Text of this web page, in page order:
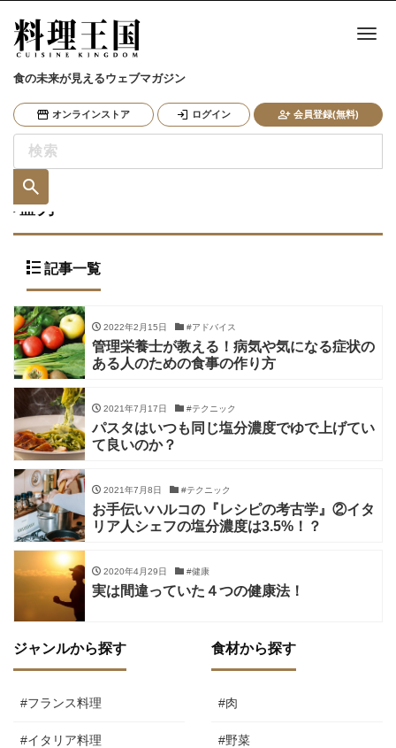
食の未来が見えるウェブマガジン
オンラインストア ログイン 会員登録(無料)
ナ
塩分
記事一覧
2022年2月15日 #アドバイス
管理栄養士が教える！病気や気になる症状の
ある人のための食事の作り方
2021年7月17日 #テクニック
パスタはいつも同じ塩分濃度でゆで上げてい
て良いのか？
2021年7月8日 #テクニック
お手伝いハルコの『レシピの考古学』②イタ
リア人シェフの塩分濃度は3.5%！？
2020年4月29日 #健康
実は間違っていた４つの健康法！
ジャンルから探す
#フランス料理
#イタリア料理
食材から探す
#肉
#野菜